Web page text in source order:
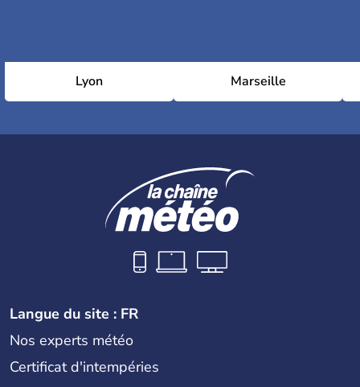
Lyon Marseille
Langue du site : FR
Nos experts météo
Certificat d'intempéries